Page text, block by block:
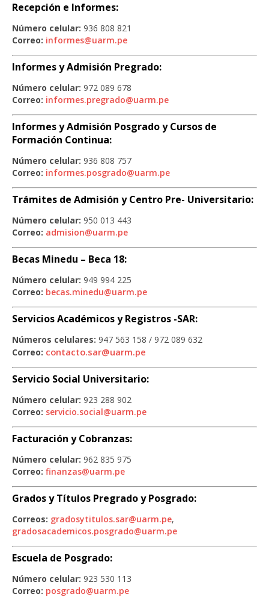
Recepción e Informes:
Número celular: 936 808 821
Correo: informes@uarm.pe
Informes y Admisión Pregrado:
Número celular: 972 089 678
Correo: informes.pregrado@uarm.pe
Informes y Admisión Posgrado y Cursos de
Formación Continua:
Número celular: 936 808 757
Correo: informes.posgrado@uarm.pe
Trámites de Admisión y Centro Pre- Universitario:
Número celular: 950 013 443
Correo: admision@uarm.pe
Becas Minedu – Beca 18:
Número celular: 949 994 225
Correo: becas.minedu@uarm.pe
Servicios Académicos y Registros -SAR:
Números celulares: 947 563 158 / 972 089 632
Correo: contacto.sar@uarm.pe
Servicio Social Universitario:
Número celular: 923 288 902
Correo: servicio.social@uarm.pe
Facturación y Cobranzas:
Número celular: 962 835 975
Correo: finanzas@uarm.pe
Grados y Títulos Pregrado y Posgrado:
Correos: gradosytitulos.sar@uarm.pe,
gradosacademicos.posgrado@uarm.pe
Escuela de Posgrado:
Número celular: 923 530 113
Correo: posgrado@uarm.pe